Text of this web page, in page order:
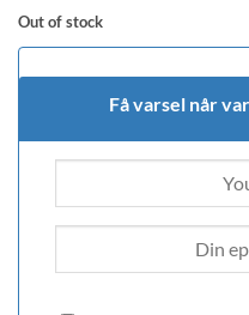
Out of stock
Få varsel når